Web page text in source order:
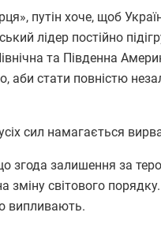
путін хоче, щоб
лідер постійно
та Південна
аби стати повністю
сил намагається
згода залишення за
зміну світового
випливають.